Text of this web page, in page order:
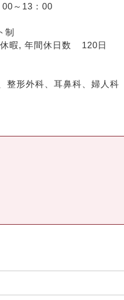
～13：00
制
【休　　暇】 夏季休暇, 年末年始休暇, 年次有給休暇, 年間休日数	 120日
整形外科、耳鼻科、婦人科